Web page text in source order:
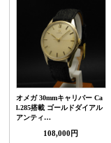
オメガ 30mmキャリバー Ca
l.285搭載 ゴールドダイアル
アンティ…
108,000円